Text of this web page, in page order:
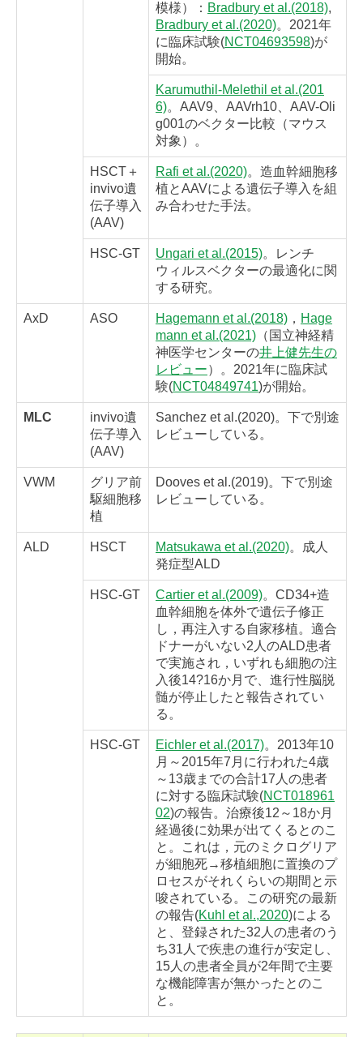
模様）： Bradbury et al.(2018),
Bradbury et al.(2020)。2021年
に臨床試験(NCT04693598)が
開始。
Karumuthil-Melethil et al.(201
6)。AAV9、AAVrh10、AAV-Oli
g001のベクター比較（マウス
対象）。
HSCT＋
invivo遺
伝子導入
(AAV)
Rafi et al.(2020)。造血幹細胞移
植とAAVによる遺伝子導入を組
み合わせた手法。
HSC-GT Ungari et al.(2015)。レンチ
ウィルスベクターの最適化に関
する研究。
AxD ASO Hagemann et al.(2018) ， Hage
mann et al.(2021) （国立神経精
神医学センターの井上健先生の
レビュー）。2021年に臨床試
験(NCT04849741)が開始。
MLC
invivo遺
伝子導入
(AAV)
Sanchez et al.(2020)。下で別途
レビューしている。
VWM
グリア前
駆細胞移
植
Dooves et al.(2019)。下で別途
レビューしている。
ALD HSCT Matsukawa et al.(2020)。成人
発症型ALD
HSC-GT Cartier et al.(2009)。CD34+造
血幹細胞を体外で遺伝子修正
し，再注入する自家移植。適合
ドナーがいない2人のALD患者
で実施され，いずれも細胞の注
入後14?16か月で、進行性脳脱
髄が停止したと報告されてい
る。
HSC-GT Eichler et al.(2017)。2013年10
月～2015年7月に行われた4歳
～13歳までの合計17人の患者
に対する臨床試験(NCT018961
02)の報告。治療後12～18か月
経過後に効果が出てくるとのこ
と。これは，元のミクログリア
が細胞死→移植細胞に置換のプ
ロセスがそれくらいの期間と示
唆されている。この研究の最新
の報告(Kuhl et al.,2020)による
と、登録された32人の患者のう
ち31人で疾患の進行が安定し、
15人の患者全員が2年間で主要
な機能障害が無かったとのこ
と。